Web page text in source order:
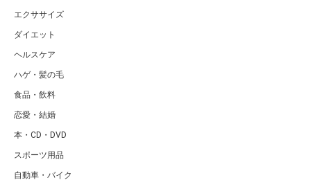
エクササイズ
ダイエット
ヘルスケア
ハゲ・髪の毛
食品・飲料
恋愛・結婚
本・CD・DVD
スポーツ用品
自動車・バイク